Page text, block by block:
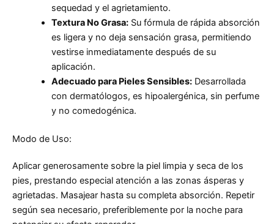
sequedad y el agrietamiento.
Textura No Grasa:Su fórmula de rápida absorción
es ligera y no deja sensación grasa, permitiendo
vestirse inmediatamente después de su
aplicación.
Adecuado para Pieles Sensibles:Desarrollada
con dermatólogos, es hipoalergénica, sin perfume
y no comedogénica.
Modo de Uso:
Aplicar generosamente sobre la piel limpia y seca de los
pies, prestando especial atención a las zonas ásperas y
agrietadas. Masajear hasta su completa absorción. Repetir
según sea necesario, preferiblemente por la noche para